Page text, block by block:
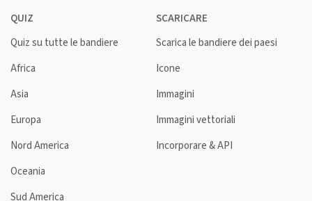
QUIZ
Quiz su tutte le bandiere
Africa
Asia
Europa
Nord America
Oceania
Sud America
SCARICARE
Scarica le bandiere dei paesi
Icone
Immagini
Immagini vettoriali
Incorporare & API